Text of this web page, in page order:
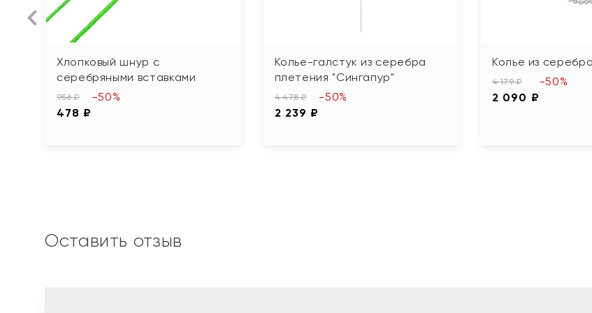
Хлопковый шнур с
серебряными вставками
956 ₽
478 ₽
-50%
Колье-галстук из серебра
плетения "Сингапур"
4 478 ₽
2 239 ₽
-50%
Колье из серебра
4 179 ₽
2 090 ₽
-50%
Оставить отзыв